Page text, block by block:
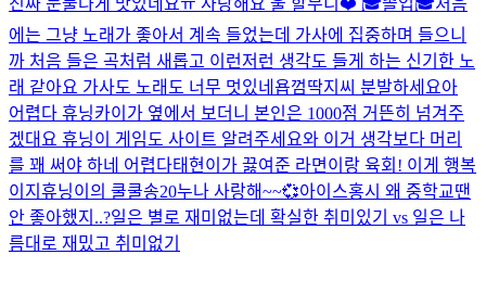
에는 그냥 노래가 좋아서 계속 들었는데 가사에 집중하며 들으니
까 처음 들은 곡처럼 새롭고 이런저런 생각도 들게 하는 신기한 노
래 같아요 가사도 노래도 너무 멋있네욥껌딱지씨 분발하세요아
어렵다 휴닝카이가 옆에서 보더니 본인은 1000점 거뜬히 넘겨주
겠대요 휴닝이 게임도 사이트 알려주세요와 이거 생각보다 머리
를 꽤 써야 하네 어렵다태현이가 끓여준 라면이랑 육회! 이게 행복
이지 휴닝이의 쿨쿨송20누나 사랑해~~💞아이스홍시 왜 중학교땐
안 좋아했지..?일은 별로 재미없는데 확실한 취미있기 vs 일은 나
름대로 재밌고 취미없기